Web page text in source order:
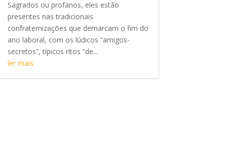
Sagrados ou profanos, eles estão
presentes nas tradicionais
confraternizações que demarcam o fim do
ano laboral, com os lúdicos “amigos-
secretos”, típicos ritos “de...
ler mais